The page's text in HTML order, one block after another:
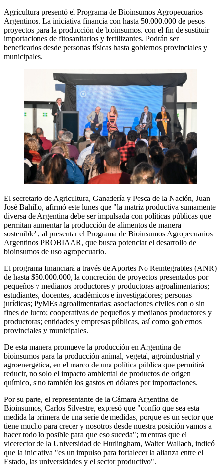
Agricultura presentó el Programa de Bioinsumos Agropecuarios
Argentinos. La iniciativa financia con hasta 50.000.000 de pesos
proyectos para la producción de bioinsumos, con el fin de sustituir
importaciones de fitosanitarios y fertilizantes. Podrán ser
beneficarios desde personas físicas hasta gobiernos provinciales y
municipales.
El secretario de Agricultura, Ganadería y Pesca de la Nación, Juan
José Bahillo, afirmó este lunes que "la matriz productiva sumamente
diversa de Argentina debe ser impulsada con políticas públicas que
permitan aumentar la producción de alimentos de manera
sostenible", al presentar el Programa de Bioinsumos Agropecuarios
Argentinos PROBIAAR, que busca potenciar el desarrollo de
bioinsumos de uso agropecuario.
El programa financiará a través de Aportes No Reintegrables (ANR)
de hasta $50.000.000, la concreción de proyectos presentados por
pequeños y medianos productores y productoras agroalimentarios;
estudiantes, docentes, académicos e investigadores; personas
jurídicas; PyMEs agroalimentarias; asociaciones civiles con o sin
fines de lucro; cooperativas de pequeños y medianos productores y
productoras; entidades y empresas públicas, así como gobiernos
provinciales y municipales.
De esta manera promueve la producción en Argentina de
bioinsumos para la producción animal, vegetal, agroindustrial y
agroenergética, en el marco de una política pública que permitirá
reducir, no solo el impacto ambiental de productos de origen
químico, sino también los gastos en dólares por importaciones.
Por su parte, el representante de la Cámara Argentina de
Bioinsumos, Carlos Silvestre, expresó que "confío que sea esta
medida la primera de una serie de medidas, porque es un sector que
tiene mucho para crecer y nosotros desde nuestra posición vamos a
hacer todo lo posible para que eso suceda"; mientras que el
vicerector de la Universidad de Hurlingham, Walter Wallach, indicó
que la iniciativa "es un impulso para fortalecer la alianza entre el
Estado, las universidades y el sector productivo".